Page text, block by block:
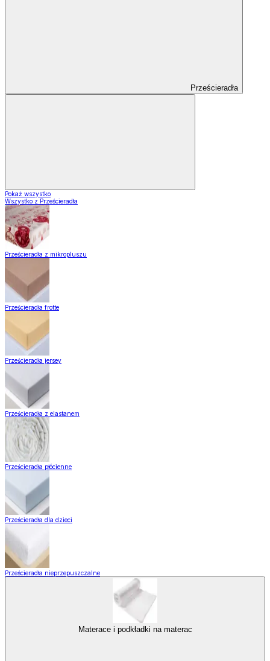
Prześcieradła
Pokaż wszystko
Wszystko z Prześcieradła
Prześcieradła z mikropluszu
Prześcieradła frotte
Prześcieradła jersey
Prześcieradła z elastanem
Prześcieradła płócienne
Prześcieradła dla dzieci
Prześcieradła nieprzepuszczalne
Materace i podkładki na materac